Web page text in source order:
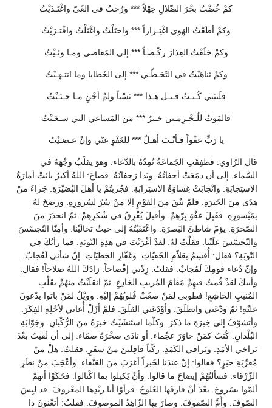
كمْ خُضْتُ بحْرَ الضّلالِ جهْلاً *** ورُحتُ في الغَيّ واغْتَـدَيْتُ
وكمْ أطَعْتُ الهَوى اغْتِـراراً *** واختَلْتُ واغْتَلْتُ وافْتـرَيْتُ
وكمْ خلَعْتُ العِذارَ ركْـضـاً *** إلى المَعاصي ومـا ونَـيْتُ
وكمْ تَناهَيْتُ في التّخـطّـي *** إلى الخَطايا وما انتـهـيْتُ
فلَيتَني كُـنـتُ قـبـل هـذا *** نَسْياً ولمْ أجْنِ مـا جـنَـيْتُ
فالمَوتُ للُـجْـرِمـين خـيرٌ *** من المَساعي التي سـعَـيْتُ
يا رَبِّ عفْواً فـأنْـتَ أهـلٌ *** للعَفْوِ عنّي وإنْ عـصَـيْتُ
قال الرّاوي: فطفِقَتِ الجَماعَةُ تُمِدّهُ بالدّعاء. وهوَ يقلّبُ وجْهَهُ في
السّماء. إلى أن دمَعَتْ أجفانُهُ. وبَدا رَجفانُهُ. فصاحَ: اللهُ أكبرُ بانَتْ أمارَةُ
الاستِجابَةِ. وانْجابَتْ غِشاوَةُ الاستِرابَةِ. فجُزيتُمْ يا أهلَ البُصَيْرَةِ. جَزاءَ منْ
هدَى منَ الحَيرَةِ. فلمْ يبْقَ منَ القوْمِ إلا منْ سُرّ لسُرورِهِ. ورضخَ لهُ
بمَيْسورِهِ. فقَبِلَ عفْوَ بِرّهِمْ. وأقبلَ يُغْرِقُ في شُكرِهِمْ. ثمّ انحدَرَ منَ
الصّخرَةِ. يؤمّ شاطئَ البَصرَةِ. واعْتَقَبْتُهُ إلى حيثُ تخالَيْنا. وأمِنّا التّجسّسَ
والتّحسّسَ علَيْنا. فقلْتُ لهُ: لقدْ أغْرَبْتَ في هذِهِ النّوبَةِ. فما رأيُكَ في
التّوبَةِ؟ فقال: أُقسِمُ بعَلاّمِ الخَفيّاتِ. وغَفّارِ الخطيّاتِ. إنّ شأني لَعُجابٌ.
وإنّ دُعاء قومِكَ لَمُجابٌ. فقلتُ: زِدْني إفْصاحاً. زادَكَ اللهُ صَلاحاً! فقال:
وأبيكَ لقدْ قُمتُ فيهِمْ مَقامَ المُريبِ الخادِعِ. ثمّ انقلَبْتُ منهُمْ بقَلْبِ
المُنيبِ الخاشِعِ! فطوبى لمَنْ صغَتْ قُلوبُهُمْ إليْهِ. وويْلٌ لمَنْ باتوا يدْعونَ
عليْهِ! ثمّ ودّعَني وانطلَقَ. وأوْدَعَني القلَقَ. فلمْ أزَلْ أُعاني لأجْلِهِ الفِكَرَ.
وأتشوّفُ إلى خِبرَةِ ما ذكرَ. وكلّما استَنشَيْتُ خبرَهُ منَ الرُّكْبانِ. وجَوّابَةِ
البُلْدانِ. كُنتُ كمَنْ حاوَرَ عجْماء. أو نادَى صخْرَةً صمّاء. إلى أن لَقيتُ بعْدَ
تَراخي الأمَدِ. وتَراقي الكَمَدِ. ركْباً قافِلينَ منْ سفَرٍ. فقلتُ: هلْ منْ
مُغرِّبَةِ خبَرٍ؟ فقالوا: إنّ عندَنا لخَبراً أغرَبَ منَ العَنْقاء. وأعْجَبَ منْ نظَرِ
الزّرْقاء. فسألتُهُمْ إيضاحَ ما قالوا. وأنْ يَكيلوا بما اكْتالوا. فحَكَوْا أنهمْ
ألمّوا بسَروجَ. بعْدَ أنْ فارقَها العُلوجُ. فرأوْا أبا زيْدِها المعْروفَ. قد لبِسَ
الصّوفَ. وأَمَّ الصّفوفَ. وصارَ بها الزّاهِدُ الموصوفَ. فقلتُ: أتعْنونَ ذا